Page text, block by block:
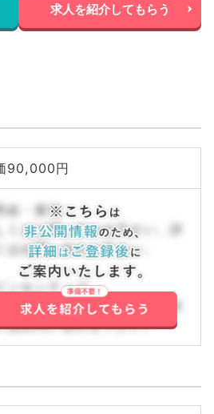
求人を紹介してもらう
90,000円
給・賞与
くはお問い合わせ下さい。詳
はお問い合わせ下さい。
ンセンティブ
くはお問い合わせ下さい。詳
はお問い合わせ下さい。